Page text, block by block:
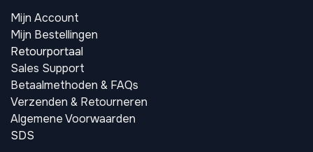
Mijn Account
Mijn Bestellingen
Retourportaal
Sales Support
Betaalmethoden & FAQs
Verzenden & Retourneren
Algemene Voorwaarden
SDS